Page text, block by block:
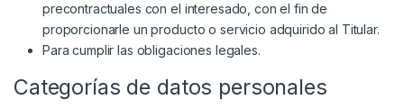
precontractuales con el interesado, con el fin de
proporcionarle un producto o servicio adquirido al Titular.
Para cumplir las obligaciones legales.
Categorías de datos personales